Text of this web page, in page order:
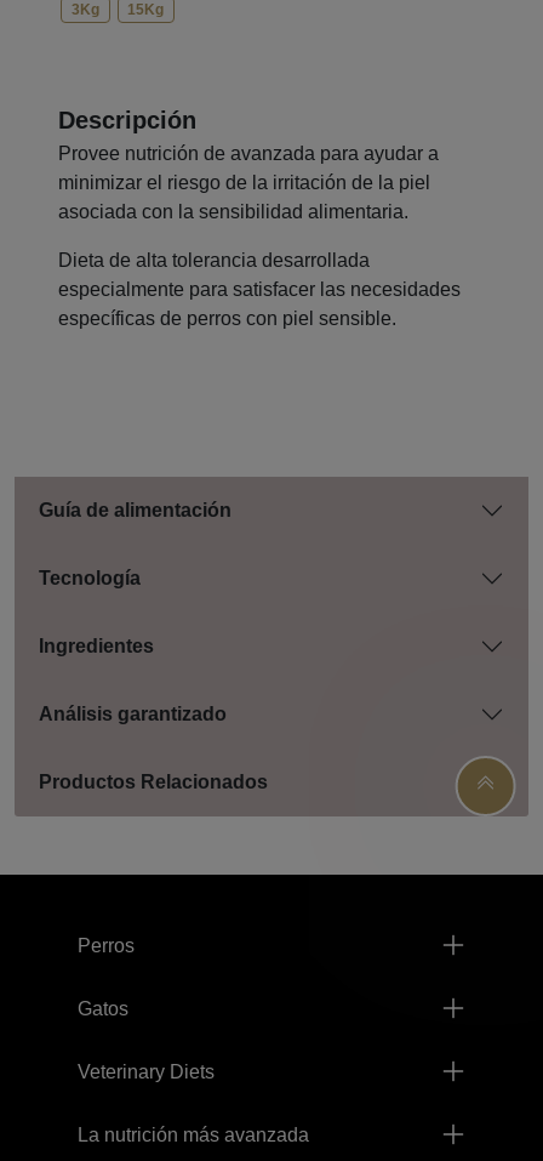
3Kg 15Kg
Descripción
Provee nutrición de avanzada para ayudar a
minimizar el riesgo de la irritación de la piel
asociada con la sensibilidad alimentaria.
Dieta de alta tolerancia desarrollada
especialmente para satisfacer las necesidades
específicas de perros con piel sensible.
Guía de alimentación
Tecnología
Ingredientes
Análisis garantizado
Productos Relacionados
Perros
Gatos
Veterinary Diets
La nutrición más avanzada